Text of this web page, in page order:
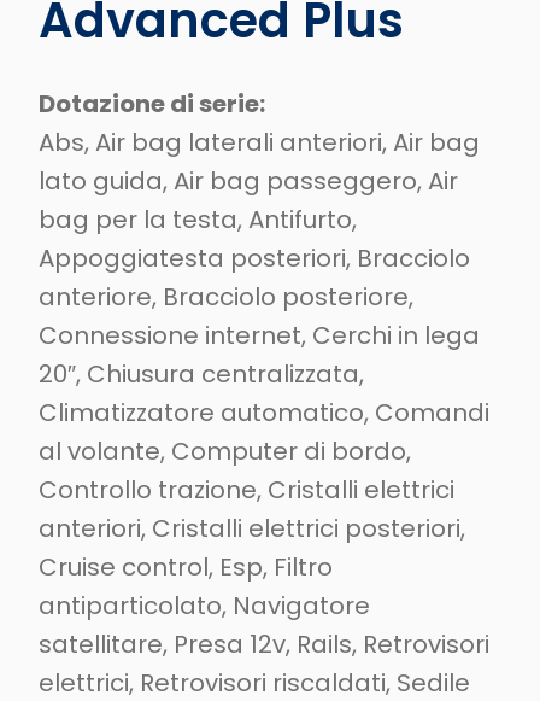
Advanced Plus
Dotazione di serie:
Abs, Air bag laterali anteriori, Air bag
lato guida, Air bag passeggero, Air
bag per la testa, Antifurto,
Appoggiatesta posteriori, Bracciolo
anteriore, Bracciolo posteriore,
Connessione internet, Cerchi in lega
20″, Chiusura centralizzata,
Climatizzatore automatico, Comandi
al volante, Computer di bordo,
Controllo trazione, Cristalli elettrici
anteriori, Cristalli elettrici posteriori,
Cruise control, Esp, Filtro
antiparticolato, Navigatore
satellitare, Presa 12v, Rails, Retrovisori
elettrici, Retrovisori riscaldati, Sedile